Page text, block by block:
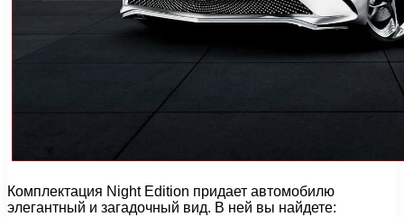
Комплектация Night Edition придает автомобилю
элегантный и загадочный вид. В ней вы найдете: